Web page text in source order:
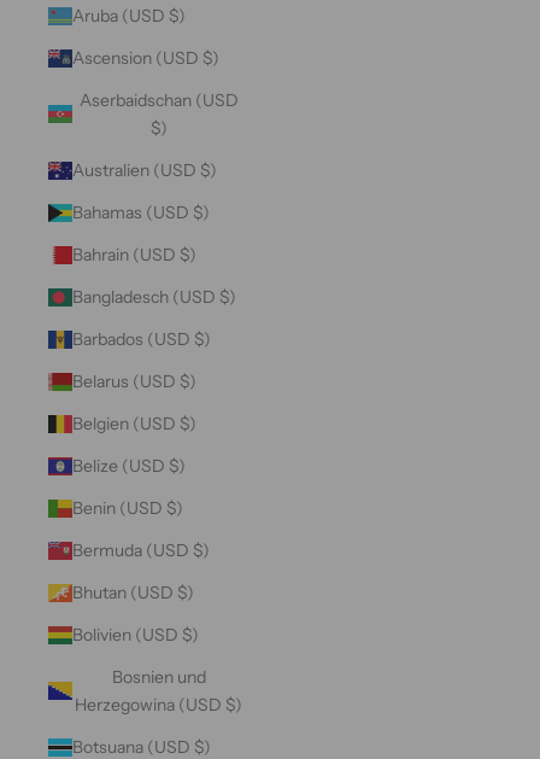
Aruba (USD $)
Ascension (USD $)
Aserbaidschan (USD
$)
Australien (USD $)
Bahamas (USD $)
Bahrain (USD $)
Bangladesch (USD $)
Barbados (USD $)
Belarus (USD $)
Belgien (USD $)
Belize (USD $)
Benin (USD $)
Bermuda (USD $)
Bhutan (USD $)
Bolivien (USD $)
Bosnien und
Herzegowina (USD $)
Botsuana (USD $)